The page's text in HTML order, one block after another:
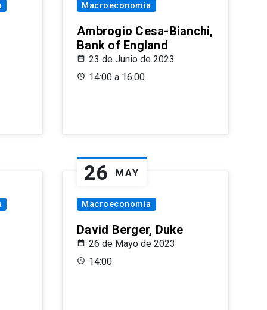
Macroeconomía
Ambrogio Cesa-Bianchi,
Bank of England
23 de Junio de 2023
14:00 a 16:00
26 MAY
Macroeconomía
David Berger, Duke
26 de Mayo de 2023
14:00